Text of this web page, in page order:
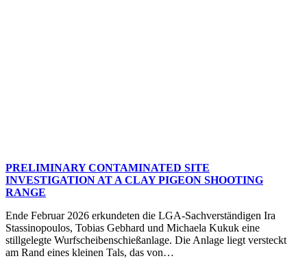
PRELIMINARY CONTAMINATED SITE
INVESTIGATION AT A CLAY PIGEON SHOOTING
RANGE
Ende Februar 2026 erkundeten die LGA-Sachverständigen Ira
Stassinopoulos, Tobias Gebhard und Michaela Kukuk eine
stillgelegte Wurfscheibenschießanlage. Die Anlage liegt versteckt
am Rand eines kleinen Tals, das von…